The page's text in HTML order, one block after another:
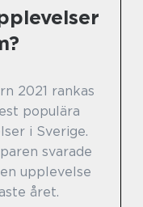
2021 rankas
populära
i Sverige.
svarade
upplevelse
året.